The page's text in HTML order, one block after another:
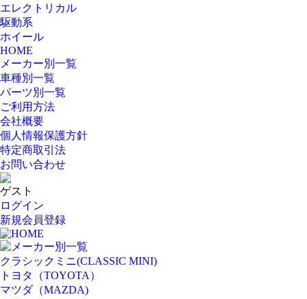
エレクトリカル
駆動系
ホイール
HOME
メーカー別一覧
車種別一覧
パーツ別一覧
ご利用方法
会社概要
個人情報保護方針
特定商取引法
お問い合わせ
ゲスト
ログイン
新規会員登録
HOME
メーカー別一覧
クラシックミニ(CLASSIC MINI)
トヨタ（TOYOTA）
マツダ（MAZDA)